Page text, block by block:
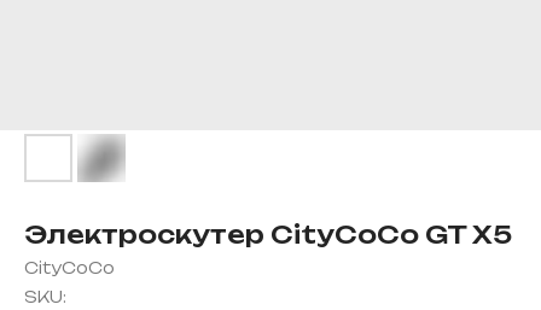
Электроскутер CityCoCo GT X5
CityCoCo
SKU: